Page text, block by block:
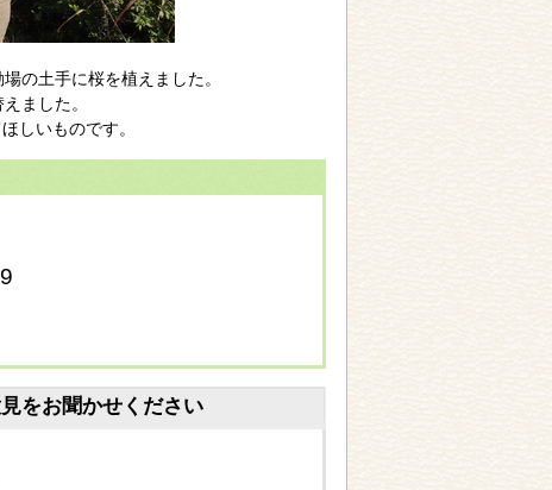
の土手に桜を植えました。
ました。
しいものです。
をお聞かせください